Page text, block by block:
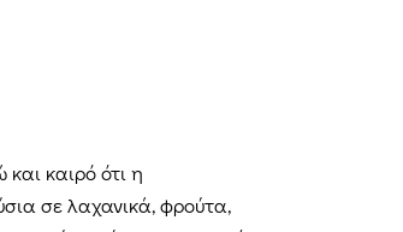
καιρό ότι η
σε λαχανικά, φρούτα,